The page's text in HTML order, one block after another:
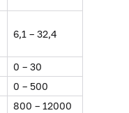
6,1 – 32,4
0 – 30
0 – 500
800 – 12000